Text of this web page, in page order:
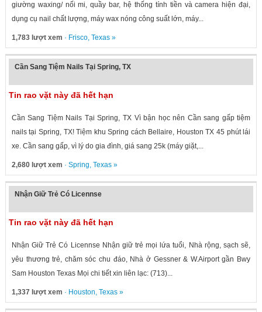
giường waxing/ nối mi, quầy bar, hệ thống tính tiền và camera hiện đại,
dụng cụ nail chất lượng, máy wax nóng công suất lớn, máy...
1,783 lượt xem · Frisco, Texas»
Cần Sang Tiệm Nails Tại Spring, TX
Tin rao vặt này đã hết hạn
Cần Sang Tiệm Nails Tại Spring, TX Vì bận học nên Cần sang gấp tiệm
nails tại Spring, TX! Tiệm khu Spring cách Bellaire, Houston TX 45 phút lái
xe. Cần sang gấp, vì lý do gia đình, giá sang 25k (máy giặt,...
2,680 lượt xem · Spring, Texas»
Nhận Giữ Trẻ Có Licennse
Tin rao vặt này đã hết hạn
Nhận Giữ Trẻ Có Licennse Nhận giữ trẻ mọi lứa tuổi, Nhà rộng, sạch sẽ,
yêu thương trẻ, chăm sóc chu đáo, Nhà ở Gessner & W.Airport gần Bwy
Sam Houston Texas Mọi chi tiết xin liên lạc: (713)...
1,337 lượt xem · Houston, Texas»